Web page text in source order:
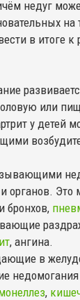
недуг
на
в итоге к
или
у детей
органов. Это
и бронхов,
, ангина.
в
недомогания
,